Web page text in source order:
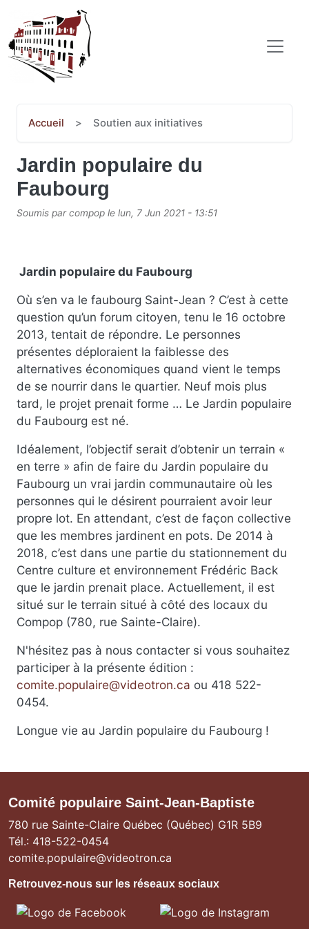
Aller au contenu principal
COMITÉ POPULAIRE SAINT-JEAN-BAPTISTE
Accueil Soutien aux initiatives
Jardin populaire du
Faubourg
Soumis parcompop le lun, 7 Jun 2021 - 13:51
Jardin populaire du Faubourg
Où s’en va le faubourg Saint-Jean ? C’est à cette
question qu’un forum citoyen, tenu le 16 octobre
2013, tentait de répondre. Le personnes
présentes déploraient la faiblesse des
alternatives économiques quand vient le temps
de se nourrir dans le quartier. Neuf mois plus
tard, le projet prenait forme … Le Jardin populaire
du Faubourg est né.
Idéalement, l’objectif serait d’obtenir un terrain «
en terre » afin de faire du Jardin populaire du
Faubourg un vrai jardin communautaire où les
personnes qui le désirent pourraient avoir leur
propre lot. En attendant, c’est de façon collective
que les membres jardinent en pots. De 2014 à
2018, c’est dans une partie du stationnement du
Centre culture et environnement Frédéric Back
que le jardin prenait place. Actuellement, il est
situé sur le terrain situé à côté des locaux du
Compop (780, rue Sainte-Claire).
N'hésitez pas à nous contacter si vous souhaitez
participer à la présente édition :
comite.populaire@videotron.ca ou 418 522-
0454.
Longue vie au Jardin populaire du Faubourg !
Comité populaire Saint-Jean-Baptiste
780 rue Sainte-Claire Québec (Québec) G1R 5B9
Tél.: 418-522-0454
comite.populaire@videotron.ca
Retrouvez-nous sur les réseaux sociaux
Image Image